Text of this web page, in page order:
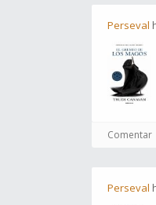
Perseval
Comentar
Perseval